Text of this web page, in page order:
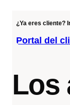
¿Ya eres cliente?
Portal del
Los